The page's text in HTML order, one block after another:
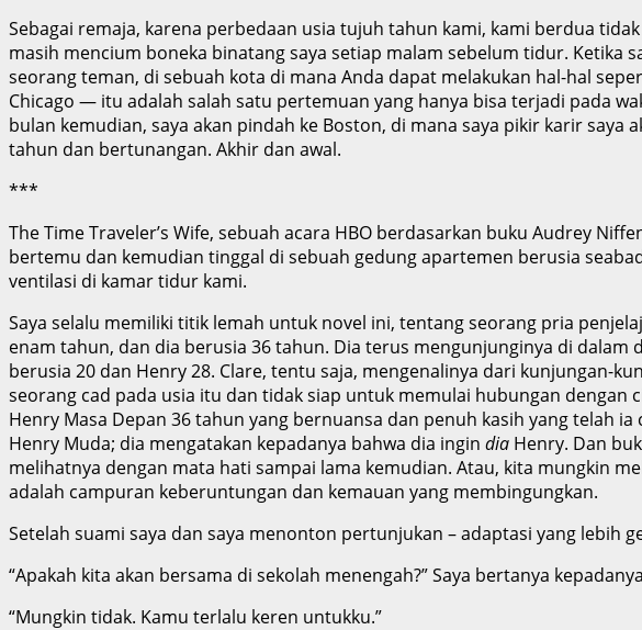
Sebagai remaja, karena perbedaan usia tujuh tahun kami, kami berdua
masih mencium boneka binatang saya setiap malam sebelum tidur.
seorang teman, di sebuah kota di mana Anda dapat melakukan hal-hal
Chicago — itu adalah salah satu pertemuan yang hanya bisa terjadi pada
bulan kemudian, saya akan pindah ke Boston, di mana saya pikir karir saya
tahun dan bertunangan. Akhir dan awal.
***
The Time Traveler’s Wife, sebuah acara HBO berdasarkan buku Audrey
bertemu dan kemudian tinggal di sebuah gedung apartemen berusia
ventilasi di kamar tidur kami.
Saya selalu memiliki titik lemah untuk novel ini, tentang seorang pria
enam tahun, dan dia berusia 36 tahun. Dia terus mengunjunginya di
berusia 20 dan Henry 28. Clare, tentu saja, mengenalinya dari kunjungan-
seorang cad pada usia itu dan tidak siap untuk memulai hubungan dengan
Henry Masa Depan 36 tahun yang bernuansa dan penuh kasih yang telah
Henry Muda; dia mengatakan kepadanya bahwa dia ingin dia Henry. Dan
melihatnya dengan mata hati sampai lama kemudian. Atau, kita mungkin
adalah campuran keberuntungan dan kemauan yang membingungkan.
Setelah suami saya dan saya menonton pertunjukan – adaptasi yang lebih
“Apakah kita akan bersama di sekolah menengah?” Saya bertanya
“Mungkin tidak. Kamu terlalu keren untukku.”